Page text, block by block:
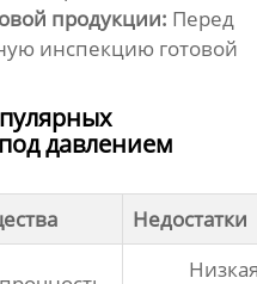
продукции: Перед
инспекцию готовой
давлением
Недостатки